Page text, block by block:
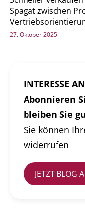
Spagat zwischen
27. Oktober 2025
INTERESSE
Abonnieren
bleiben Sie
Sie können
widerrufen
JETZT BLOG